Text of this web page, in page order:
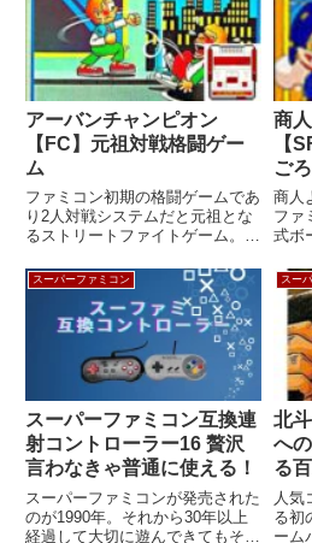
アーバンチャンピオン
【FC】元祖対戦格闘ゲー
ム
ファミコン初期の格闘ゲームであ
り2人対戦システムだと元祖とな
るストリートファイトゲーム。殺
が任天堂スタイル。機種ファミリ
ーコンピュータメーカー任天堂ジ
ャンルアクション発売日1984年
11月14日価格4,500円...
商
【
ご
商人
ファ
式ボ
しい
ァミ
開
ス
ー...
スーパーファミコン
スーパーファミコン互換連
射コントローラー16 贅沢
言わなきゃ普通に使える！
スーパーファミコンが発売された
のが1990年。それから30年以上
経過して大切に遊んできてもそろ
スー
北
へ
る
オ
人気
る初
ーム